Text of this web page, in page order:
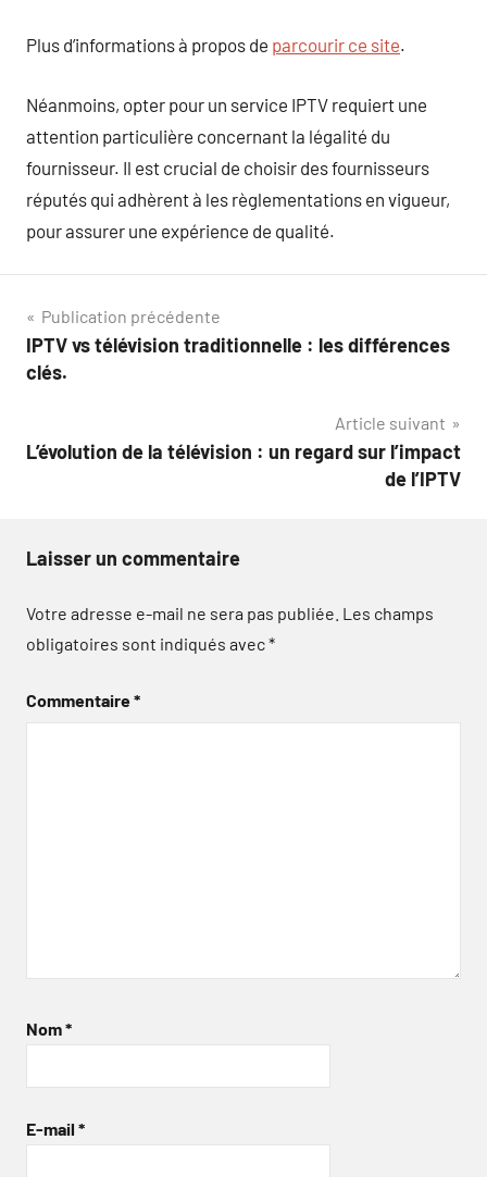
Plus d’informations à propos de parcourir ce site.
Néanmoins, opter pour un service IPTV requiert une
attention particulière concernant la légalité du
fournisseur. Il est crucial de choisir des fournisseurs
réputés qui adhèrent à les règlementations en vigueur,
pour assurer une expérience de qualité.
Navigation
de
Publication précédente
IPTV vs télévision traditionnelle : les différences
clés.
Article suivant
L’évolution de la télévision : un regard sur l’impact
de l’IPTV
Laisser un commentaire
Votre adresse e-mail ne sera pas publiée. Les champs
obligatoires sont indiqués avec*
Commentaire*
Nom*
E-mail *